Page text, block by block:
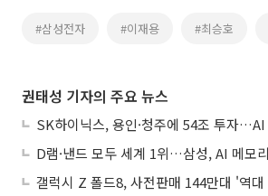
#삼성전자 #이재용 #최승호
권태성 기자의 주요 뉴스